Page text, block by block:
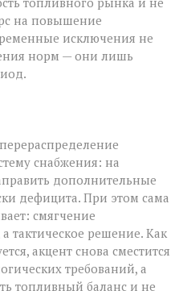
на повышение
исключения не
норм — они лишь
снабжения: на
дополнительные
дефицита. При этом сама
смягчение
тактическое решение. Как
акцент снова сместится
требований, а
топливный баланс и не